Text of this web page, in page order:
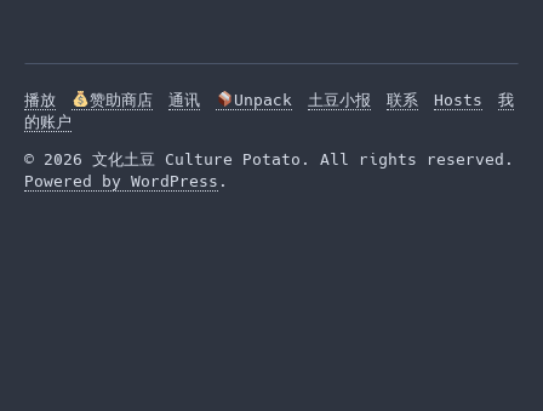
播放 赞助商店 通讯 Unpack 土豆小报 联系 Hosts
我
的账户
© 2026 文化土豆 Culture Potato. All rights reserved.
Powered by WordPress .